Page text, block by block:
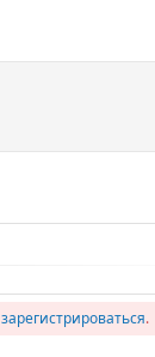
зарегистрироваться.